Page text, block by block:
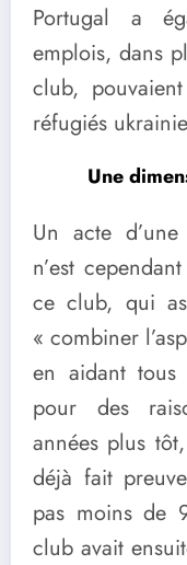
Portugal a
emplois, dans
club,
réfugiés
Une
Un acte
n’est
ce club, qui
« combiner
en aidant tous
pour des
années plus
déjà fait
pas moins de
club avait